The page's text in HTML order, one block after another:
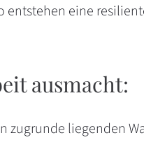
entstehen eine
ausmacht:
zugrunde liegenden